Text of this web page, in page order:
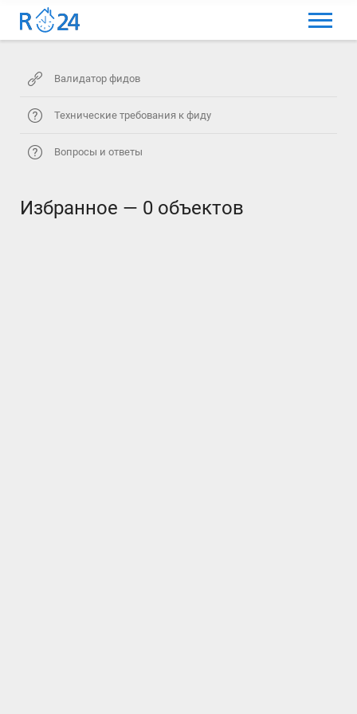
МЕНЮ
ВЫБРАТЬ ЯЗЫК
ВХОД И РЕГИСТРАЦИЯ
КОНТАКТЫ
Валидатор фидов
Технические требования к фиду
Вопросы и ответы
Избранное — 0 объектов